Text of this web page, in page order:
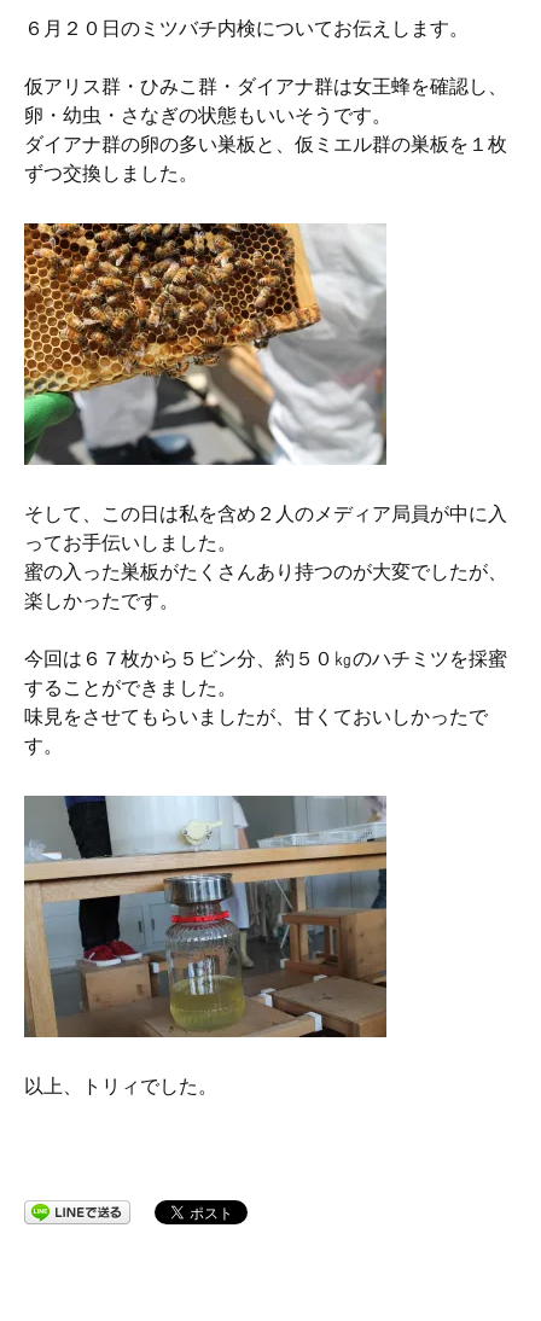
６月２０日のミツバチ内検についてお伝えします。
仮アリス群・ひみこ群・ダイアナ群は女王蜂を確認し、
卵・幼虫・さなぎの状態もいいそうです。
ダイアナ群の卵の多い巣板と、仮ミエル群の巣板を１枚
ずつ交換しました。
そして、この日は私を含め２人のメディア局員が中に入
ってお手伝いしました。
蜜の入った巣板がたくさんあり持つのが大変でしたが、
楽しかったです。
今回は６７枚から５ビン分、約５０㎏のハチミツを採蜜
することができました。
味見をさせてもらいましたが、甘くておいしかったで
す。
以上、トリィでした。